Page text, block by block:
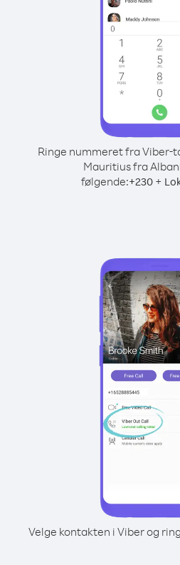
Ringe nummeret fra Viber-
Mauritius fra
følgende:+230 +
Velge kontakten i Viber og